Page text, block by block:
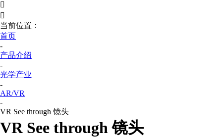


当前位置：
首页
-
产品介绍
-
光学产业
-
AR/VR
-
VR See through 镜头
VR See through 镜头